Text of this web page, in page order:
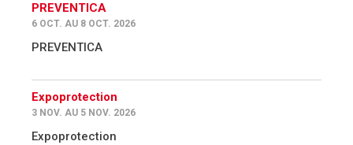
PREVENTICA
6 OCT. AU 8 OCT. 2026
PREVENTICA
Expoprotection
3 NOV. AU 5 NOV. 2026
Expoprotection